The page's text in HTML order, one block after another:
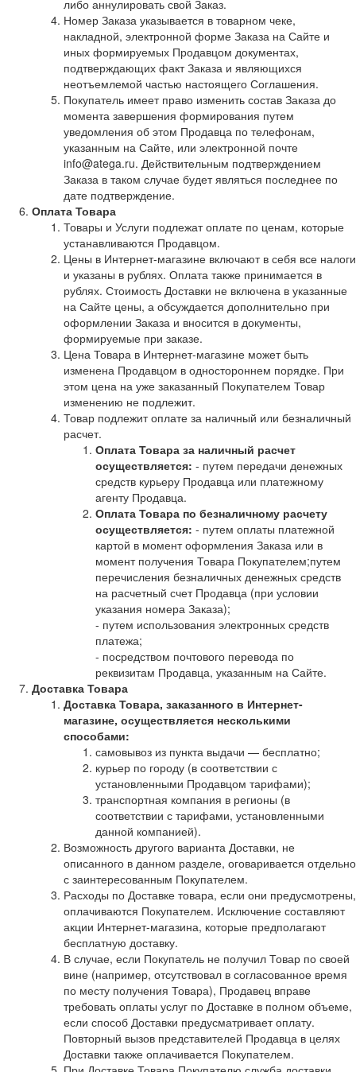
либо аннулировать свой Заказ.
Номер Заказа указывается в товарном чеке,
накладной, электронной форме Заказа на Сайте и
иных формируемых Продавцом документах,
подтверждающих факт Заказа и являющихся
неотъемлемой частью настоящего Соглашения.
Покупатель имеет право изменить состав Заказа до
момента завершения формирования путем
уведомления об этом Продавца по телефонам,
указанным на Сайте, или электронной почте
info@atega.ru. Действительным подтверждением
Заказа в таком случае будет являться последнее по
дате подтверждение.
Оплата Товара
Товары и Услуги подлежат оплате по ценам, которые
устанавливаются Продавцом.
Цены в Интернет-магазине включают в себя все налоги
и указаны в рублях. Оплата также принимается в
рублях. Стоимость Доставки не включена в указанные
на Сайте цены, а обсуждается дополнительно при
оформлении Заказа и вносится в документы,
формируемые при заказе.
Цена Товара в Интернет-магазине может быть
изменена Продавцом в одностороннем порядке. При
этом цена на уже заказанный Покупателем Товар
изменению не подлежит.
Товар подлежит оплате за наличный или безналичный
расчет.
Оплата Товара за наличный расчет
осуществляется: - путем передачи денежных
средств курьеру Продавца или платежному
агенту Продавца.
Оплата Товара по безналичному расчету
осуществляется: - путем оплаты платежной
картой в момент оформления Заказа или в
момент получения Товара Покупателем;путем
перечисления безналичных денежных средств
на расчетный счет Продавца (при условии
указания номера Заказа);
- путем использования электронных средств
платежа;
- посредством почтового перевода по
реквизитам Продавца, указанным на Сайте.
Доставка Товара
Доставка Товара, заказанного в Интернет-
магазине, осуществляется несколькими
способами:
самовывоз из пункта выдачи — бесплатно;
курьер по городу (в соответствии с
установленными Продавцом тарифами);
транспортная компания в регионы (в
соответствии с тарифами, установленными
данной компанией).
Возможность другого варианта Доставки, не
описанного в данном разделе, оговаривается отдельно
с заинтересованным Покупателем.
Расходы по Доставке товара, если они предусмотрены,
оплачиваются Покупателем. Исключение составляют
акции Интернет-магазина, которые предполагают
бесплатную доставку.
В случае, если Покупатель не получил Товар по своей
вине (например, отсутствовал в согласованное время
по месту получения Товара), Продавец вправе
требовать оплаты услуг по Доставке в полном объеме,
если способ Доставки предусматривает оплату.
Повторный вызов представителей Продавца в целях
Доставки также оплачивается Покупателем.